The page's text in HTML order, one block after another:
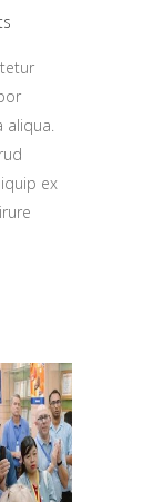
aliqua.
ex